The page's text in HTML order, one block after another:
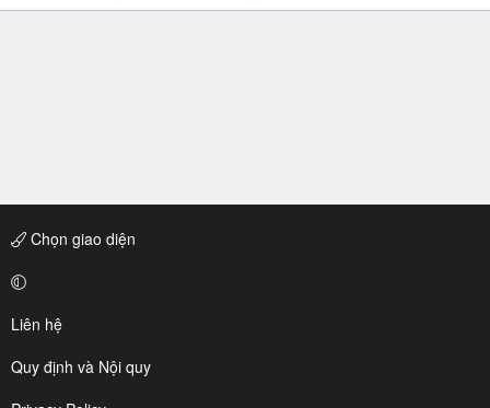
Chọn giao diện
Liên hệ
Quy định và Nội quy